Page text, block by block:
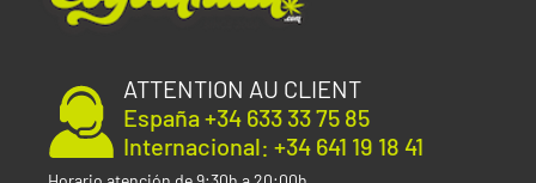
ATTENTION AU CLIENT
España +34 633 33 75 85
Internacional: +34 641 19 18 41